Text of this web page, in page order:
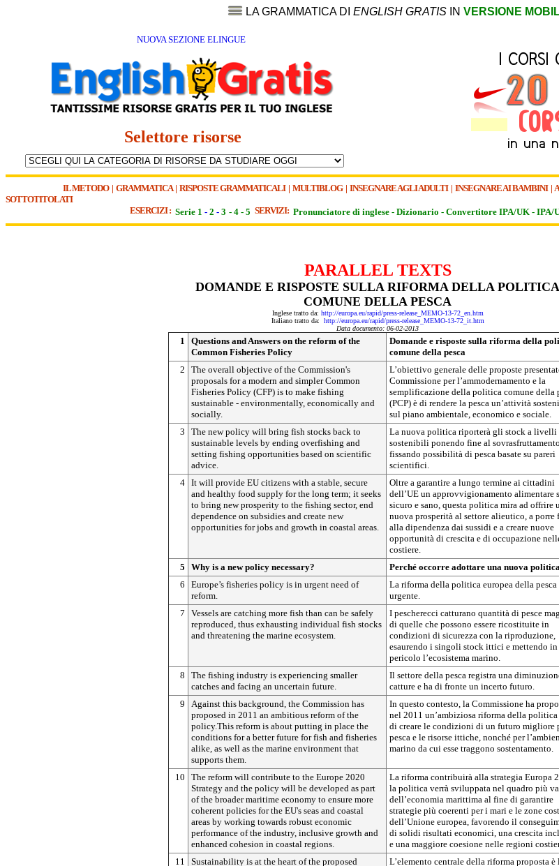
LA GRAMMATICA DI ENGLISH GRATIS IN VERSIONE
NUOVA SEZIONE ELINGUE
Selettore risorse
IL METODO| GRAMMATICA| RISPOSTE GRAMMATICALI| MULTIBLOG| INSEGNARE AGLI ADULTI | INSEGNARE AI BAMBINI|
SOTTOTITOLATI
ESERCIZI : Serie 1 - 2 - 3 - 4 - 5 SERVIZI: Pronunciatore di inglese - Dizionario - Convertitore IPA/UK - IPA/
PARALLEL TEXTS
DOMANDE E RISPOSTE SULLA RIFORMA DELLA POLITICA
COMUNE DELLA PESCA
Inglese tratto da: http://europa.eu/rapid/press-release_MEMO-13-72_en.htm
Italiano tratto da: http://europa.eu/rapid/press-release_MEMO-13-72_it.htm
Data documento: 06-02-2013
1
Questions and Answers on the reform of the
Common Fisheries Policy
Domande e risposte sulla riforma della
comune della pesca
2
The overall objective of the Commission's
proposals for a modern and simpler Common
Fisheries Policy (CFP) is to make fishing
sustainable - environmentally, economically and
socially.
L’obiettivo generale delle proposte
Commissione per l’ammodernamento e la
semplificazione della politica comune della
(PCP) è di rendere la pesca un’attività
sul piano ambientale, economico e sociale.
3
The new policy will bring fish stocks back to
sustainable levels by ending overfishing and
setting fishing opportunities based on scientific
advice.
La nuova politica riporterà gli stock a livelli
sostenibili ponendo fine al
fissando possibilità di pesca basate su pareri
scientifici.
4 It will provide EU citizens with a stable, secure
and healthy food supply for the long term; it seeks
to bring new prosperity to the fishing sector, end
dependence on subsidies and create new
opportunities for jobs and growth in coastal areas.
Oltre a garantire a lungo termine ai cittadini
dell’UE un approvvigionamento alimentare
sicuro e sano, questa politica mira ad offrire
nuova prosperità al settore alieutico, a porre
alla dipendenza dai sussidi e a creare nuove
opportunità di crescita e di occupazione
costiere.
5
Why is a new policy necessary?
Perché occorre adottare una nuova
6
Europe’s fisheries policy is in urgent need of
reform.
La riforma della politica europea della pesca
urgente.
7
Vessels are catching more fish than can be safely
reproduced, thus exhausting individual fish stocks
and threatening the marine ecosystem.
I pescherecci catturano quantità di pesce
di quelle che possono essere ricostituite in
condizioni di sicurezza con la riproduzione,
esaurendo i singoli stock ittici e mettendo in
pericolo l’ecosistema marino.
8
The fishing industry is experiencing smaller
catches and facing an uncertain future.
Il settore della pesca registra una
catture e ha di fronte un incerto futuro.
9
Against this background, the Commission has
proposed in 2011 an ambitious reform of the
policy.This reform is about putting in place the
conditions for a better future for fish and fisheries
alike, as well as the marine environment that
supports them.
In questo contesto, la Commissione ha
nel 2011 un’ambiziosa riforma della
di creare le condizioni di un futuro migliore
pesca e le risorse ittiche, nonché per
marino da cui esse traggono sostentamento.
10
The reform will contribute to the Europe 2020
Strategy and the policy will be developed as part
of the broader maritime economy to ensure more
coherent policies for the EU's seas and coastal
areas by working towards robust economic
performance of the industry, inclusive growth and
enhanced cohesion in coastal regions.
La riforma contribuirà alla strategia Europa
la politica verrà sviluppata nel quadro più
dell’economia marittima al fine di garantire
strategie più coerenti per i mari e le zone
dell’Unione europea, favorendo il
di solidi risultati economici, una crescita
e una maggiore coesione nelle regioni
11
Sustainability is at the heart of the proposed
L’elemento centrale della riforma proposta è